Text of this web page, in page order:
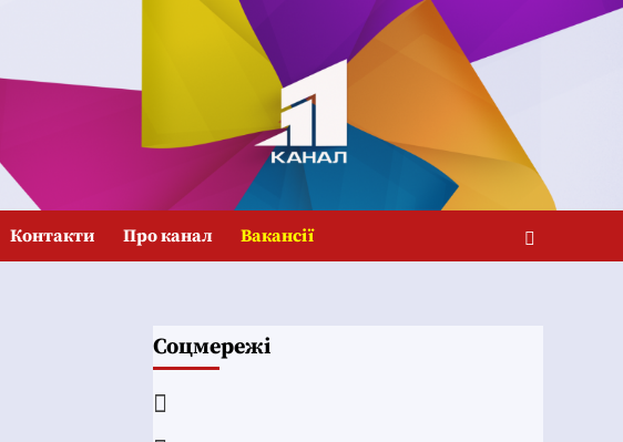
Контакти Про канал Вакансії
Соцмережі